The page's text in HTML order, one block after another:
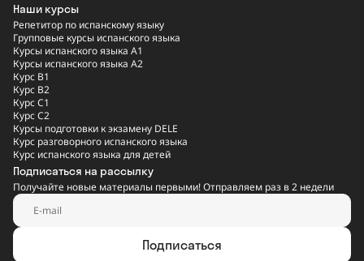
Наши курсы
Репетитор по испанскому языку
Групповые курсы испанского языка
Курсы испанского языка A1
Курсы испанского языка A2
Курс B1
Курс B2
Курс C1
Курс C2
Курсы подготовки к экзамену DELE
Курс разговорного испанского языка
Курс испанского языка для детей
Подписаться на рассылку
Получайте новые материалы первыми! Отправляем раз в 2 недели
Подписаться